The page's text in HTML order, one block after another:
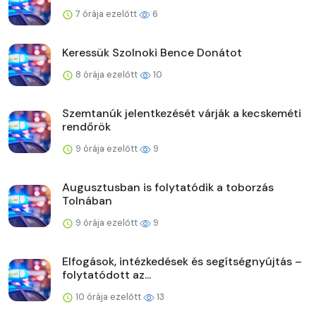
7 órája ezelőtt 6
Keressük Szolnoki Bence Donátot
8 órája ezelőtt 10
Szemtanúk jelentkezését várják a kecskeméti
rendőrök
9 órája ezelőtt 9
Augusztusban is folytatódik a toborzás
Tolnában
9 órája ezelőtt 9
Elfogások, intézkedések és segítségnyújtás –
folytatódott az...
10 órája ezelőtt 13